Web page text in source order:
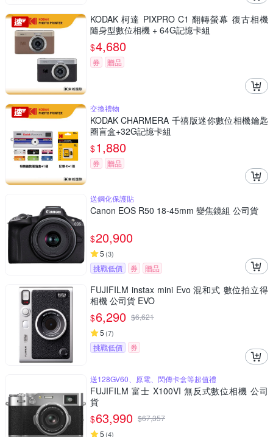
KODAK 柯達 PIXPRO C1 翻轉螢幕 復古相機
隨身型數位相機 + 64G記憶卡組
$4,680
券 贈品
交換禮物
KODAK CHARMERA 千禧版迷你數位相機鑰匙
圈盲盒+32G記憶卡組
$1,880
券 贈品
送鋼化保護貼
Canon EOS R50 18-45mm 變焦鏡組 公司貨
$20,900
5 (3)
挑戰低價 券 贈品
FUJIFILM instax mini Evo 混和式 數位拍立得
相機 公司貨 EVO
$6,290 $6,621
5 (7)
挑戰低價 券
送128GV60、原電、閃傳卡盒等超值禮
FUJIFILM 富士 X100VI 無反式數位相機 公司
貨
$63,990 $67,357
5 (4)